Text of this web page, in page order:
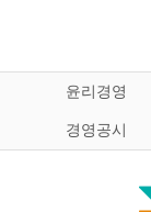
윤리경영
경영공시